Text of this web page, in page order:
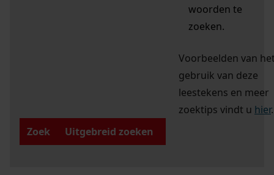
woorden te
zoeken.
Voorbeelden van
gebruik van deze
leestekens en meer
zoektips vindt u hier.
Zoek
Uitgebreid zoeken